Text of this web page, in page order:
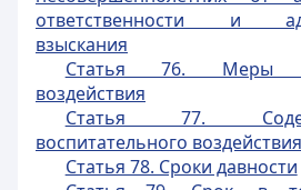
ответственности и
взыскания
Статья 76. Меры
воздействия
Статья 77.
воспитательного воздействия
Статья 78. Сроки давности